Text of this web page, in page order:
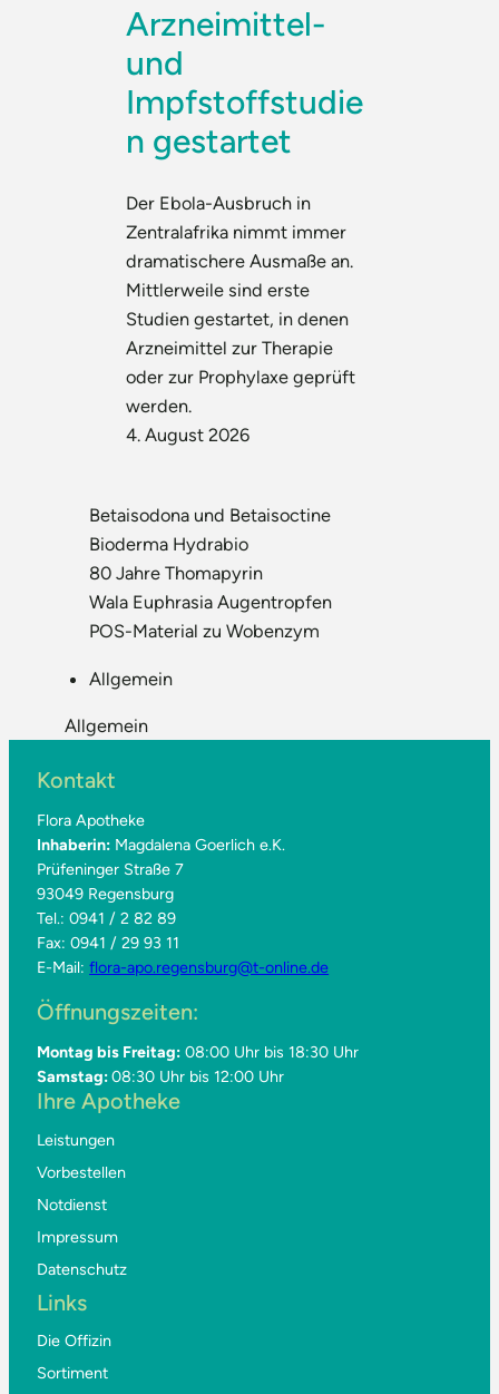
Arzneimittel-
und
Impfstoffstudie
n gestartet
Der Ebola-Ausbruch in
Zentralafrika nimmt immer
dramatischere Ausmaße an.
Mittlerweile sind erste
Studien gestartet, in denen
Arzneimittel zur Therapie
oder zur Prophylaxe geprüft
werden.
4. August 2026
Betaisodona und Betaisoctine
Bioderma Hydrabio
80 Jahre Thomapyrin
Wala Euphrasia Augentropfen
POS-Material zu Wobenzym
Allgemein
Allgemein
Kontakt
Flora Apotheke
Inhaberin: Magdalena Goerlich e.K.
Prüfeninger Straße 7
93049 Regensburg
Tel.: 0941 / 2 82 89
Fax: 0941 / 29 93 11
E-Mail:flora-apo.regensburg@t-online.de
Öffnungszeiten:
Montag bis Freitag: 08:00 Uhr bis 18:30 Uhr
Samstag:08:30 Uhr bis 12:00 Uhr
Ihre Apotheke
Leistungen
Vorbestellen
Notdienst
Impressum
Datenschutz
Links
Die Offizin
Sortiment